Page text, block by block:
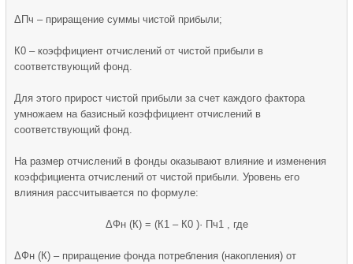
ΔПч – приращение суммы чистой прибыли;
К0 – коэффициент отчислений от чистой прибыли в
соответствующий фонд.
Для этого прирост чистой прибыли за счет каждого фактора
умножаем на базисный коэффициент отчислений в
соответствующий фонд.
На размер отчислений в фонды оказывают влияние и изменения
коэффициента отчислений от чистой прибыли. Уровень его
влияния рассчитывается по формуле:
ΔФн (К) = (К1 – К0 )· Пч1 , где
ΔФн (К) – приращение фонда потребления (накопления) от